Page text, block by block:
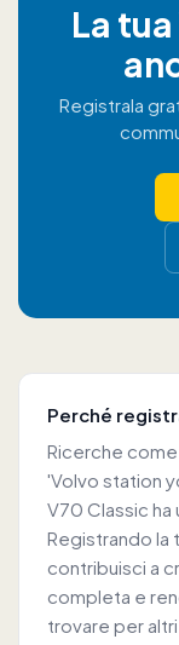
La
Registrala
Perché
Ricerche
'Volvo station
V70 Classic ha
Registrando la
contribuisci a
completa e
trovare per